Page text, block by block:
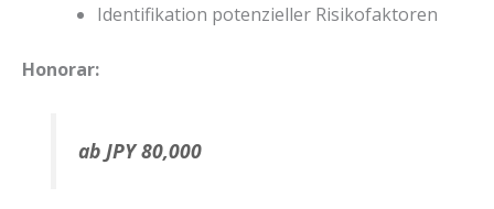
Identifikation potenzieller Risikofaktoren
Honorar:
ab JPY 80,000